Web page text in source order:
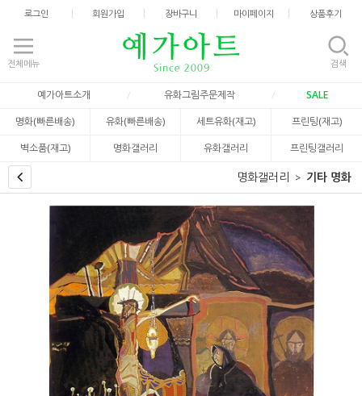
로그인 회원가입 장바구니 마이페이지 상품후기
전체메뉴 검색
예가아트소개 유화그림주문제작
SALE
명화(빠른배송)
유화(빠른배송) 세트유화(재고)
프린팅(재고)
벽소품(재고)
명화갤러리 유화갤러리 프린팅갤러리
명화갤러리 기타 명화